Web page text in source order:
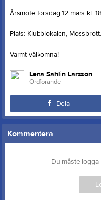
Årsmöte torsdag 12 mars kl.
Plats: Klubblokalen, Mossbrott.
Varmt välkomna!
Lena Sahlin Larsson
Ordförande
Dela
Kommentera
Du måste